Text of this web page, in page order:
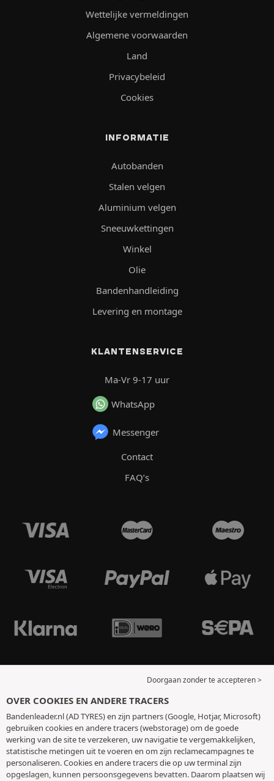
Wettelijke vermeldingen
Algemene voorwaarden
Land
Privacybeleid
Cookies
INFORMATIE
Autobanden
Stalen velgen
Aluminium velgen
Sneeuwkettingen
Winkel
Olie
Bandenhandleiding
Levering en montage
KLANTENSERVICE
Ma-Vr 9-17 uur
WhatsApp
Messenger
Contact
FAQ’s
Doorgaan zonder te accepteren >
OVER COOKIES EN ANDERE TRACERS
Bandenleader.nl (AD TYRES) en zijn partners (Google, Hotjar, Microsoft)
gebruiken cookies en andere tracers (webstorage) om de goede
werking van de site te verzekeren, uw navigatie te vergemakkelijken,
statistische metingen uit te voeren en om zijn reclamecampagnes te
personaliseren. Cookies en andere tracers die op uw terminal zijn
opgeslagen, kunnen persoonsgegevens bevatten. Daarom plaatsen wij